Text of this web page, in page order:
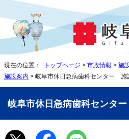
現在の位置： トップページ > 市政情報 > 施
施設案内 > 岐阜市休日急病歯科センター 施
岐阜市休日急病歯科センタ